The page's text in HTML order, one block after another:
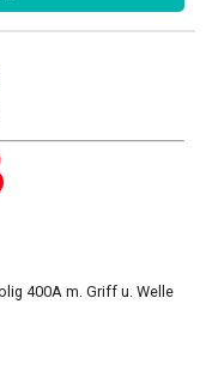
400A m. Griff u. Welle